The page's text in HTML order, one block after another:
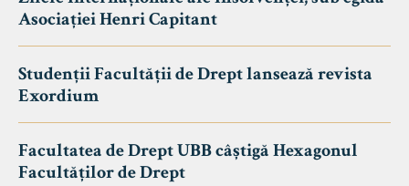
Asociației Henri Capitant
Studenții Facultății de Drept lansează revista
Exordium
Facultatea de Drept UBB câștigă Hexagonul
Facultăților de Drept